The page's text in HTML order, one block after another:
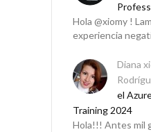
Hola @xiomy !
experiencia
Diana
el
Training 2024
Hola!!! Antes mil